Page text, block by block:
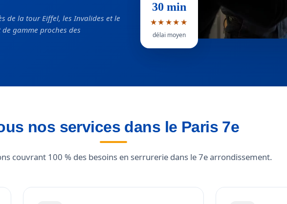
de la tour Eiffel, les Invalides et le
gamme proches des
30 min
★★★★★
délai moyen
nos services dans le Paris 7e
couvrant 100 % des besoins en serrurerie dans le 7e arrondissement.